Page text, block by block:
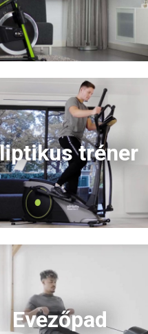
tréner
Evezőpad